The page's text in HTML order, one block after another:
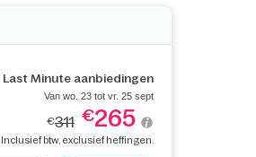
Last Minute aanbiedingen
Van wo. 23 tot vr. 25 sept
€311 €265
Inclusief btw, exclusief heffingen.